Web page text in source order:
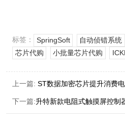
标签： SpringSoft 自动侦错系统
芯片代购
小批量芯片代购
上一篇: ST数据加密芯片提升消费
下一篇:升特新款电阻式触摸屏控制